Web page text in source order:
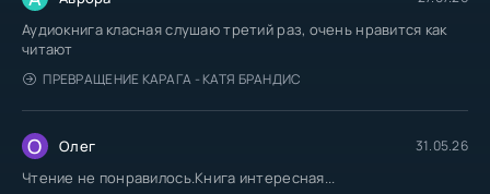
Аудиокнига класная слушаю третий раз, очень нравится как
читают
ПРЕВРАЩЕНИЕ КАРАГА - КАТЯ БРАНДИС
О Олег 31.05.26
Чтение не понравилось.Книга интересная...
0080
0083